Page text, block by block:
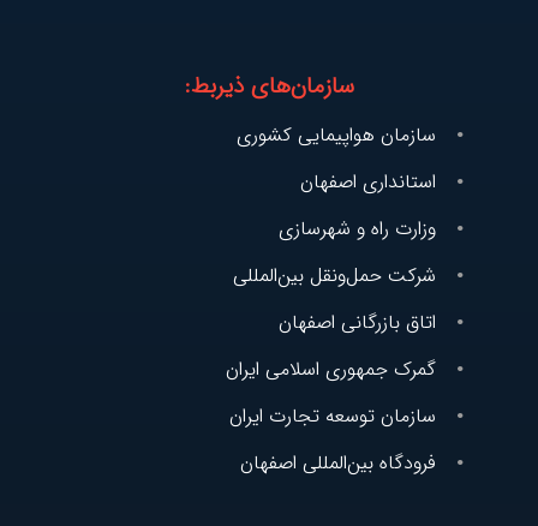
سازمان‌های ذیربط:
سازمان هواپیمایی کشوری
استانداری اصفهان
وزارت راه و شهرسازی
شرکت حمل‌و‌نقل بین‌المللی
اتاق بازرگانی اصفهان
گمرک جمهوری اسلامی ایران
سازمان توسعه تجارت ایران
فرودگاه بین‌المللی اصفهان